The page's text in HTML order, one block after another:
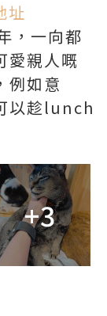
址
，一向都
愛親人嘅
例如意
以趁lunch
+3